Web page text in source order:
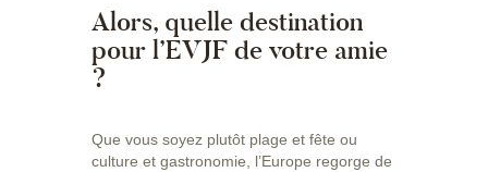
Alors, quelle destination
pour l’EVJF de votre amie
?
Que vous soyez plutôt plage et fête ou
culture et gastronomie, l’Europe regorge de